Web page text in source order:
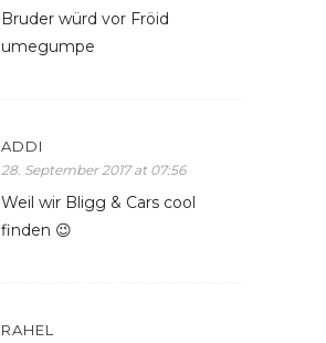
Bruder würd vor Fröid
umegumpe
ADDI
28. September 2017 at 07:56
Weil wir Bligg & Cars cool
finden 😉
RAHEL